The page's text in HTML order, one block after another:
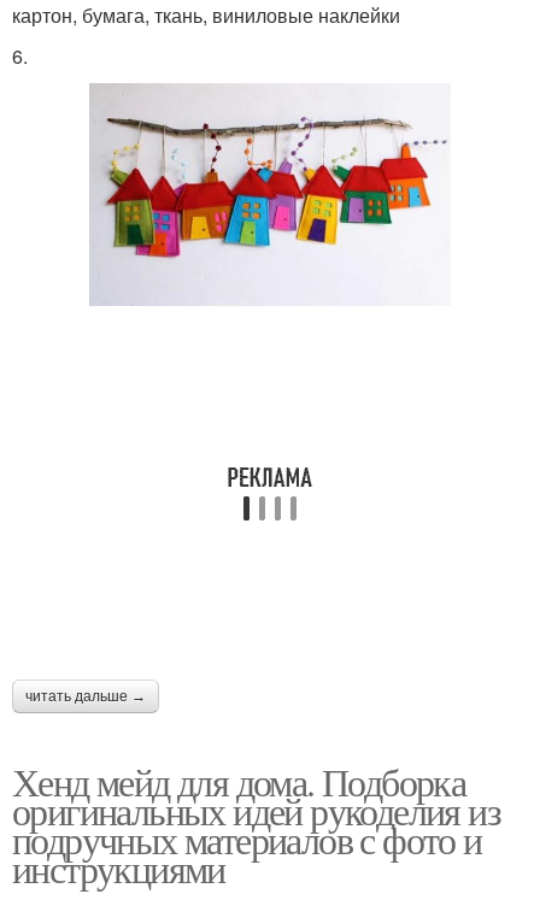
картон, бумага, ткань, виниловые наклейки
6.
читать дальше →
Хенд мейд для дома. Подборка
оригинальных идей рукоделия из
подручных материалов с фото и
инструкциями